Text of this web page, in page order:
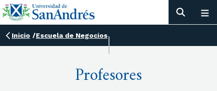
Inicio /Escuela de Negocios
Profesores